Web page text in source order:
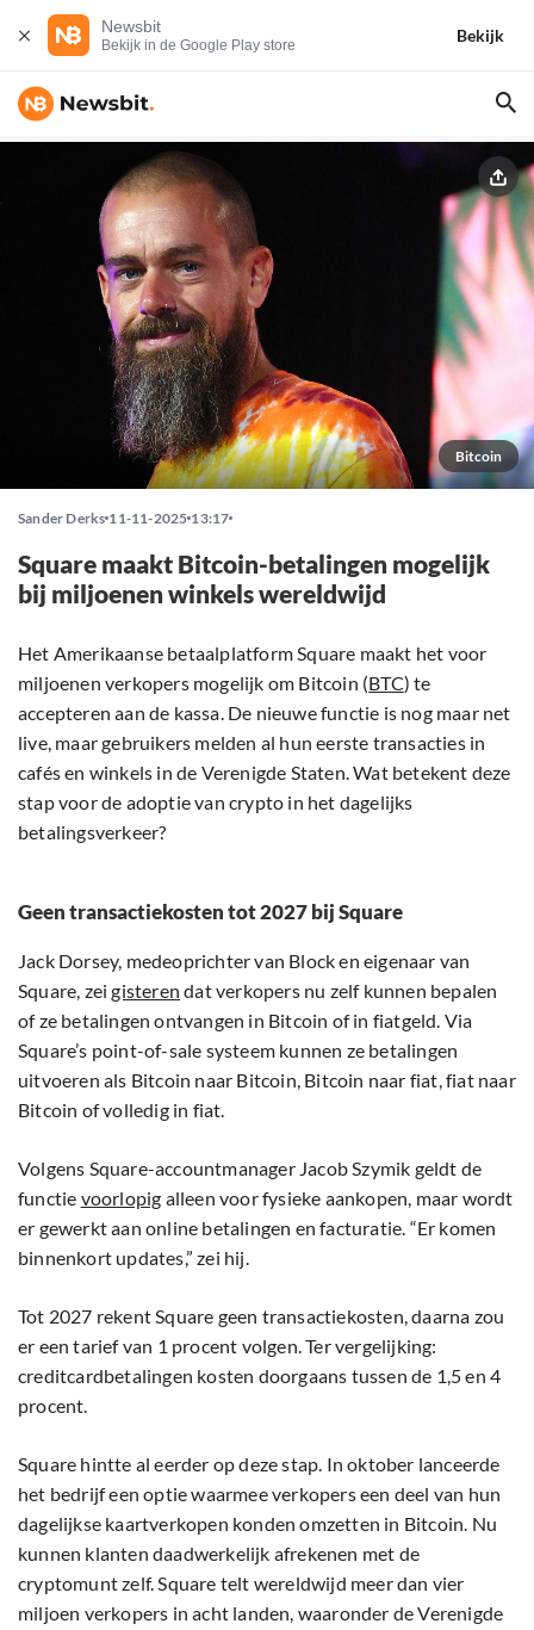
Newsbit
Bekijk in de Google Play store
Bekijk
Bitcoin
Sander Derks 11-11-2025 13:17
Square maakt Bitcoin-betalingen mogelijk
bij miljoenen winkels wereldwijd
Het Amerikaanse betaalplatform Square maakt het voor
miljoenen verkopers mogelijk om Bitcoin (BTC) te
accepteren aan de kassa. De nieuwe functie is nog maar net
live, maar gebruikers melden al hun eerste transacties in
cafés en winkels in de Verenigde Staten. Wat betekent deze
stap voor de adoptie van crypto in het dagelijks
betalingsverkeer?
Geen transactiekosten tot 2027 bij Square
Jack Dorsey, medeoprichter van Block en eigenaar van
Square, zeigisteren dat verkopers nu zelf kunnen bepalen
of ze betalingen ontvangen in Bitcoin of in fiatgeld. Via
Square’s point-of-sale systeem kunnen ze betalingen
uitvoeren als Bitcoin naar Bitcoin, Bitcoin naar fiat, fiat naar
Bitcoin of volledig in fiat.
Volgens Square-accountmanager Jacob Szymik geldt de
functie voorlopig alleen voor fysieke aankopen, maar wordt
er gewerkt aan online betalingen en facturatie. “Er komen
binnenkort updates,” zei hij.
Tot 2027 rekent Square geen transactiekosten, daarna zou
er een tarief van 1 procent volgen. Ter vergelijking:
creditcardbetalingen kosten doorgaans tussen de 1,5 en 4
procent.
Square hintte al eerder op deze stap. In oktober lanceerde
het bedrijf een optie waarmee verkopers een deel van hun
dagelijkse kaartverkopen konden omzetten in Bitcoin. Nu
kunnen klanten daadwerkelijk afrekenen met de
cryptomunt zelf. Square telt wereldwijd meer dan vier
miljoen verkopers in acht landen, waaronder de Verenigde